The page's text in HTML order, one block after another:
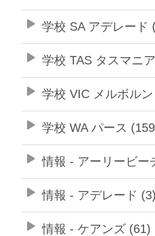
学校 SA アデレード
学校 TAS タスマニ
学校 VIC メルボル
学校 WA パース
情報 - アーリービー
情報 - アデレード (3)
情報 - ケアンズ (61)